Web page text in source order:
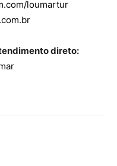
loumartur
direto: